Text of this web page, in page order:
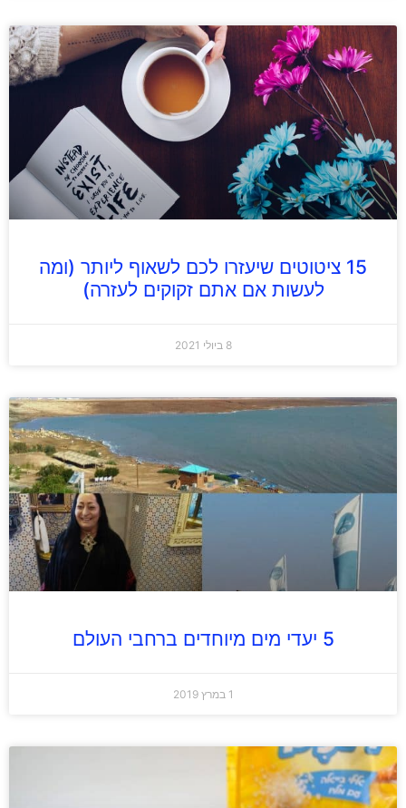
15 ציטוטים שיעזרו לכם לשאוף ליותר (ומה
לעשות אם אתם זקוקים לעזרה)
8 ביולי 2021
5 יעדי מים מיוחדים ברחבי העולם
1 במרץ 2019